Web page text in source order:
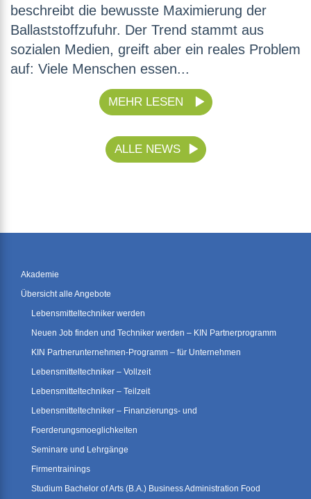
beschreibt die bewusste Maximierung der
Ballaststoffzufuhr. Der Trend stammt aus
sozialen Medien, greift aber ein reales Problem
auf: Viele Menschen essen...
MEHR LESEN
ALLE NEWS
Akademie
Übersicht alle Angebote
Lebensmitteltechniker werden
Neuen Job finden und Techniker werden – KIN Partnerprogramm
KIN Partnerunternehmen-Programm – für Unternehmen
Lebensmitteltechniker – Vollzeit
Lebensmitteltechniker – Teilzeit
Lebensmitteltechniker – Finanzierungs- und
Foerderungsmoeglichkeiten
Seminare und Lehrgänge
Firmentrainings
Studium Bachelor of Arts (B.A.) Business Administration Food